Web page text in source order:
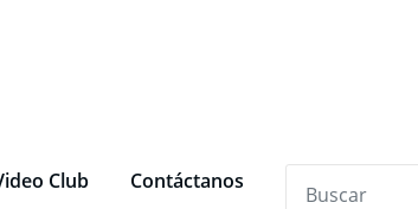
Club Contáctanos